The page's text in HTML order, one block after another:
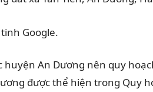
Google.
An Dương nên quy
được thể hiện trong Quy